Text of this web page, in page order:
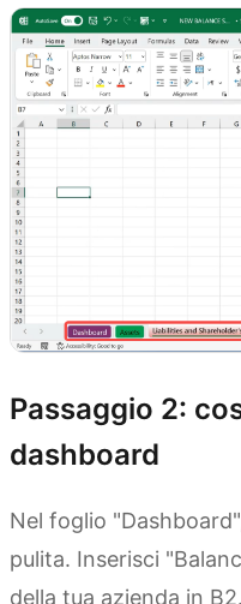
Passaggio 2:
dashboard
Nel foglio
pulita. Inserisci
della tua azienda in